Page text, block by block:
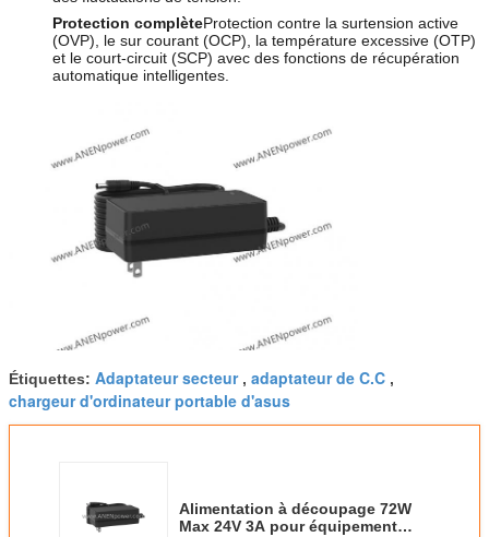
Protection complèteProtection contre la surtension active
(OVP), le sur courant (OCP), la température excessive (OTP)
et le court-circuit (SCP) avec des fonctions de récupération
automatique intelligentes.
Étiquettes: Adaptateur secteur, adaptateur de C.C ,
chargeur d'ordinateur portable d'asus
Alimentation à découpage 72W
Max 24V 3A pour équipement